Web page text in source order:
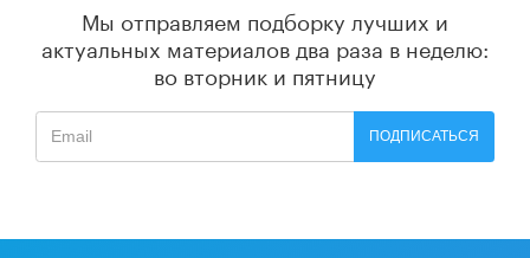
Мы отправляем подборку лучших и
актуальных материалов два раза в неделю:
во вторник и пятницу
ПОДПИСАТЬСЯ